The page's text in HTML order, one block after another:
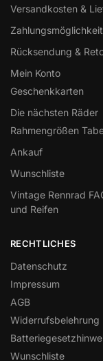
Versandkosten &
Rücksendung &
Mein Konto
Geschenkkarten
Die nächsten Räder
Rahmengrößen
Ankauf
Wunschliste
Vintage Rennrad
und Reifen
RECHTLICHES
Datenschutz
Impressum
AGB
Widerrufsbelehrung
Wunschliste